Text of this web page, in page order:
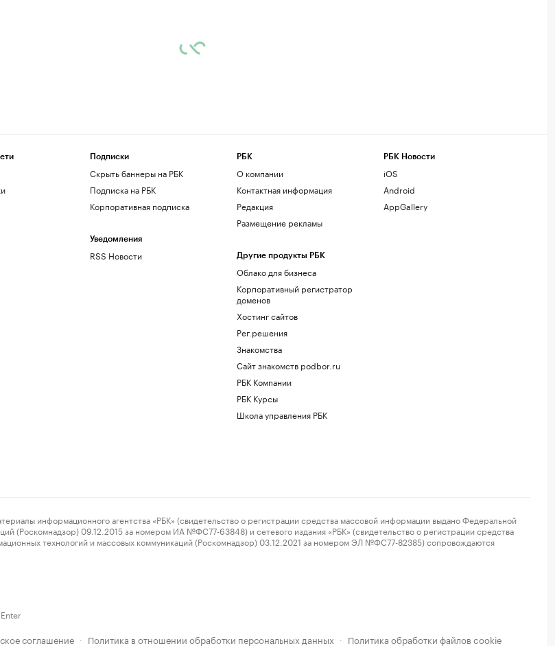
Подписки
Скрыть баннеры на РБК
Подписка на РБК
Корпоративная подписка
Уведомления
RSS Новости
РБК
О компании
Контактная информация
Редакция
Размещение рекламы
Другие продукты РБК
Облако для бизнеса
Корпоративный регистратор
доменов
Хостинг сайтов
Рег.решения
Знакомства
Сайт знакомств podbor.ru
РБК Компании
РБК Курсы
Школа управления РБК
РБК Новости
iOS
Android
AppGallery
информационного агентства «РБК» (свидетельство о регистрации средства массовой информации выдано Федеральной
(Роскомнадзор) 09.12.2015 за номером ИА №ФС77-63848) и сетевого издания «РБК» (свидетельство о регистрации средства
технологий и массовых коммуникаций (Роскомнадзор) 03.12.2021 за номером ЭЛ №ФС77-82385) сопровождаются
соглашение · Политика в отношении обработки персональных данных · Политика обработки файлов cookie